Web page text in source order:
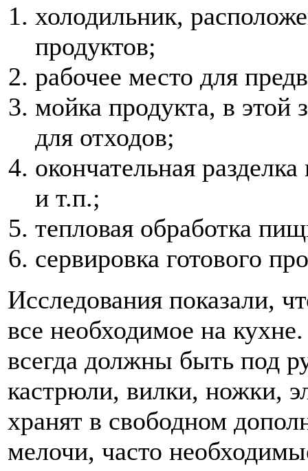
холодильник,
продуктов;
рабочее место для
мойка продукта, в этой
для отходов;
окончательная
и т.п.;
тепловая обработка
сервировка готового
Исследования показали,
все необходимое на
всегда должны быть под
кастрюли, вилки, ножки,
хранят в свободном
мелочи, часто